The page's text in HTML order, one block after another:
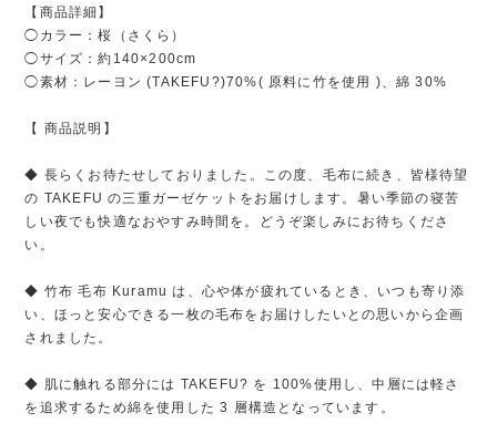
【商品詳細】
◯カラー：桜（さくら）
◯サイズ：約140×200cm
◯素材：レーヨン (TAKEFU?)70%( 原料に竹を使用 )、綿 30%
【 商品説明】
◆ 長らくお待たせしておりました。この度、毛布に続き、皆様待望
の TAKEFU の三重ガーゼケットをお届けします。暑い季節の寝苦
しい夜でも快適なおやすみ時間を。どうぞ楽しみにお待ちくださ
い。
◆ 竹布 毛布 Kuramu は、心や体が疲れているとき、いつも寄り添
い、ほっと安心できる一枚の毛布をお届けしたいとの思いから企画
されました。
◆ 肌に触れる部分には TAKEFU? を 100%使用し、中層には軽さ
を追求するため綿を使用した 3 層構造となっています。